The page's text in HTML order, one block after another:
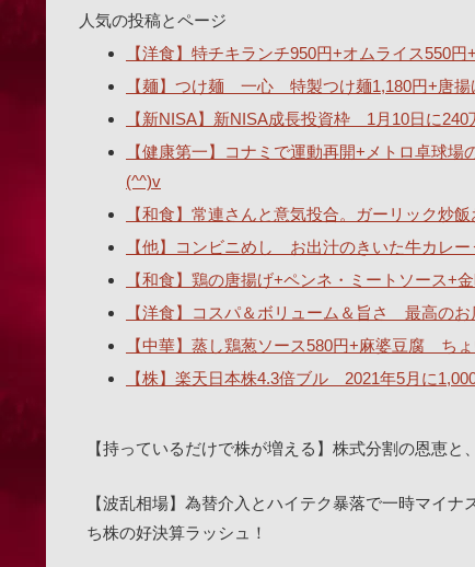
人気の投稿とページ
【洋食】特チキランチ950円+オムライス550
【麺】つけ麺 一心 特製つけ麺1,180円+唐揚
【新NISA】新NISA成長投資枠 1月10日に
【健康第一】コナミで運動再開+メトロ卓球
(^^)v
【和食】常連さんと意気投合。ガーリック炒
【他】コンビニめし お出汁のきいた牛カレ
【和食】鶏の唐揚げ+ペンネ・ミートソース+
【洋食】コスパ＆ボリューム＆旨さ 最高の
【中華】蒸し鶏葱ソース580円+麻婆豆腐 ち
【株】楽天日本株4.3倍ブル 2021年5月に
【持っているだけで株が増える】株式分割の恩恵
【波乱相場】為替介入とハイテク暴落で一時マイ
ち株の好決算ラッシュ！